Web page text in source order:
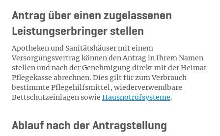
Antrag über einen zugelassenen
Leistungserbringer stellen
Apotheken und Sanitätshäuser mit einem
Versorgungsvertrag können den Antrag in Ihrem Namen
stellen und nach der Genehmigung direkt mit der Heimat
Pflegekasse abrechnen. Dies gilt für zum Verbrauch
bestimmte Pflegehilfsmittel, wiederverwendbare
Bettschutzeinlagen sowie Hausnotrufsysteme.
Ablauf nach der Antragstellung